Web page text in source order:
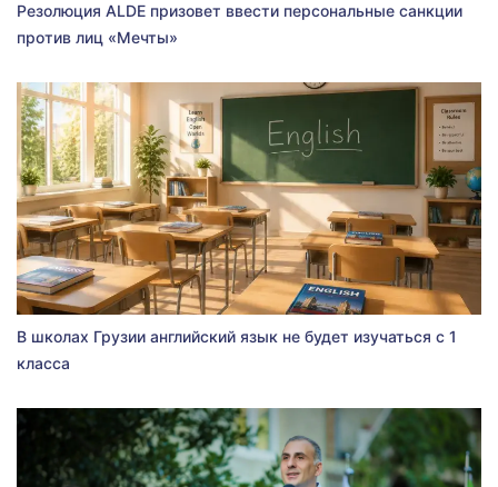
Резолюция ALDE призовет ввести персональные санкции
против лиц «Мечты»
В школах Грузии английский язык не будет изучаться с 1
класса